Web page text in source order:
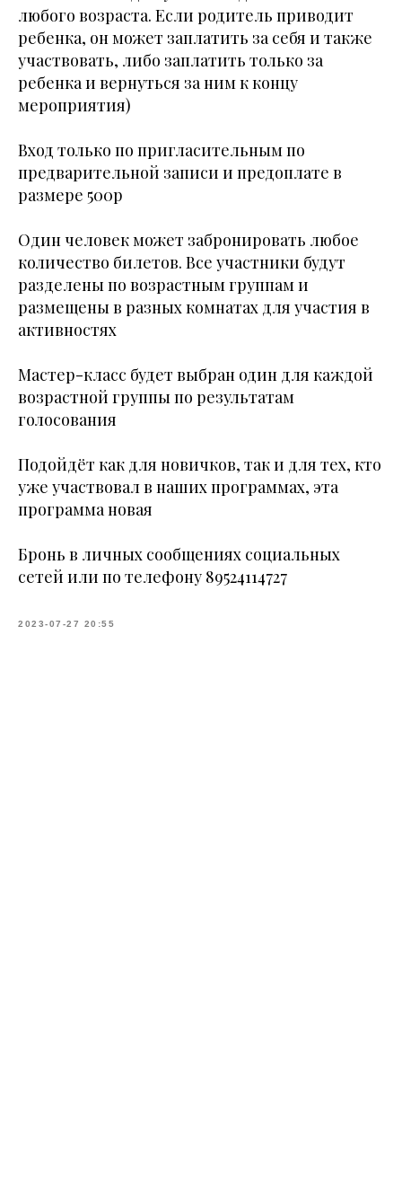
любого возраста. Если родитель приводит
ребенка, он может заплатить за себя и также
участвовать, либо заплатить только за
ребенка и вернуться за ним к концу
мероприятия)
Вход только по пригласительным по
предварительной записи и предоплате в
размере 500р
Один человек может забронировать любое
количество билетов. Все участники будут
разделены по возрастным группам и
размещены в разных комнатах для участия в
активностях
Мастер-класс будет выбран один для каждой
возрастной группы по результатам
голосования
Подойдёт как для новичков, так и для тех, кто
уже участвовал в наших программах, эта
программа новая
Бронь в личных сообщениях социальных
сетей или по телефону 89524114727
2023-07-27 20:55